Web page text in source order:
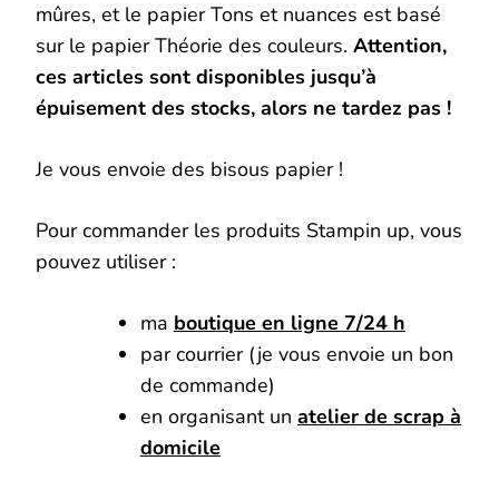
mûres, et le papier Tons et nuances est basé
sur le papier Théorie des couleurs. Attention,
ces articles sont disponibles jusqu’à
épuisement des stocks, alors ne tardez pas !
Je vous envoie des bisous papier !
Pour commander les produits Stampin up, vous
pouvez utiliser :
ma boutique en ligne 7/24 h
par courrier (je vous envoie un bon
de commande)
en organisant un atelier de scrap à
domicile